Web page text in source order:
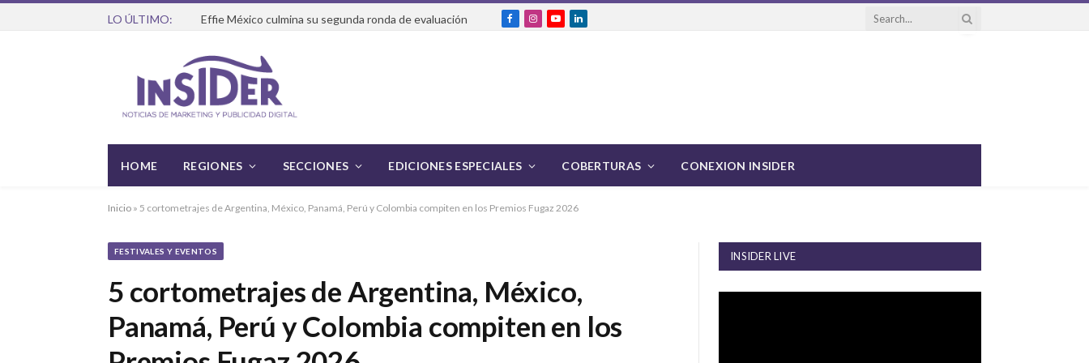
LO ÚLTIMO: Effie México culmina su segunda ronda de evaluación
FacebookInstagram
YouTubeLinkedIn
HOME REGIONES SECCIONES EDICIONES ESPECIALES COBERTURAS CONEXION INSIDER
Inicio » 5 cortometrajes de Argentina, México, Panamá, Perú y Colombia compiten en los Premios Fugaz 2026
FESTIVALES Y EVENTOS
5 cortometrajes de Argentina, México,
Panamá, Perú y Colombia compiten en los
INSIDER LIVE